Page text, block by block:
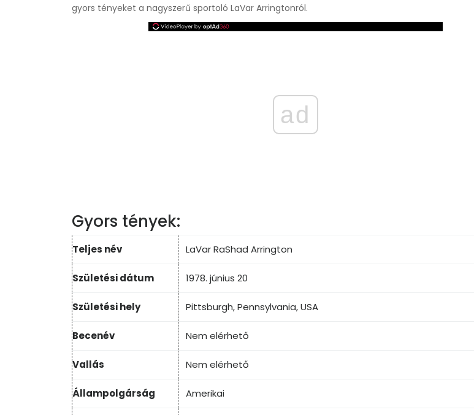
gyors tényeket a nagyszerű sportoló LaVar Arringtonról.
ad
Gyors tények:
Teljes név LaVar RaShad Arrington
Születési dátum 1978. június 20
Születési hely Pittsburgh, Pennsylvania, USA
Becenév Nem elérhető
Vallás Nem elérhető
Állampolgárság Amerikai